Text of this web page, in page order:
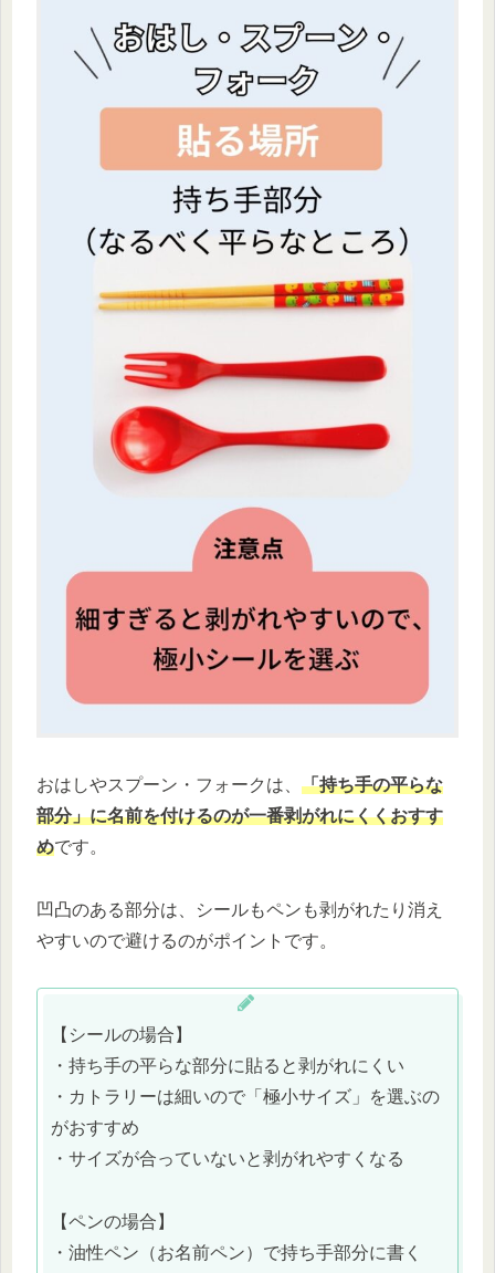
おはしやスプーン・フォークは、 「持ち手の平らな
部分」に名前を付けるのが一番剥がれにくくおすす
めです。
凹凸のある部分は、シールもペンも剥がれたり消え
やすいので避けるのがポイントです。
【シールの場合】
・持ち手の平らな部分に貼ると剥がれにくい
・カトラリーは細いので「極小サイズ」を選ぶの
がおすすめ
・サイズが合っていないと剥がれやすくなる
【ペンの場合】
・油性ペン（お名前ペン）で持ち手部分に書く